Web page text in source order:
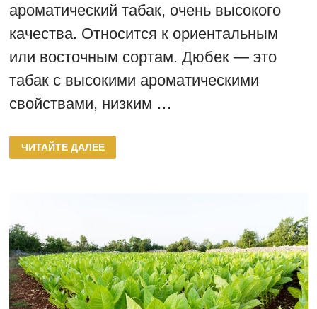
ароматический табак, очень высокого
качества. Относится к ориентальным
или восточным сортам. Дюбек — это
табак с высокими ароматическими
свойствами, низким …
СОРТА
ТАБАКА
СОРТОТИПА
ЧИТАЙТЕ ДАЛЕЕ